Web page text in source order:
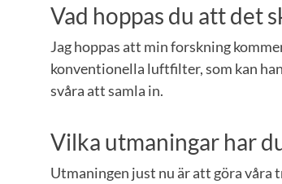
Vad hoppas du att det
Jag hoppas att min forskning
konventionella luftfilter, som kan
svåra att samla in.
Vilka utmaningar har
Utmaningen just nu är att göra